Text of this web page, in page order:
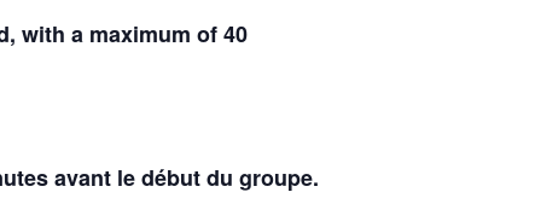
with a maximum of 40
avant le début du groupe.